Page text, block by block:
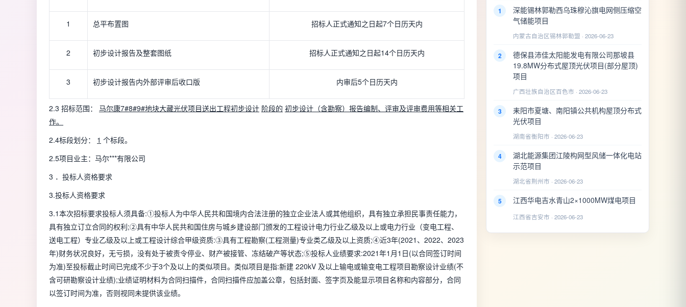
1 总平布置图 招标人正式通知之日起7个日历天内
2 初步设计报告及整套图纸 招标人正式通知之日起14个日历天内
3 初步设计报告内外部评审后收口版 内审后5个日历天内
2.3 招标范围： 马尔康7#8#9#地块大藏光伏项目送出工程初步设计 阶段的 初步设计（含勘察）报告编制、评审及评审费用等相关工
作。
2.4标段划分： 1 个标段。
2.5项目业主：马尔***有限公司
3 ．投标人资格要求
3.投标人资格要求
3.1本次招标要求投标人须具备:①投标人为中华人民共和国境内合法注册的独立企业法人或其他组织，具有独立承担民事责任能力，
具有独立订立合同的权利;②具有中华人民共和国住房与城乡建设部门颁发的工程设计电力行业乙级及以上或电力行业（变电工程、
送电工程）专业乙级及以上或工程设计综合甲级资质:③具有工程勘察(工程测量)专业类乙级及以上资质;④近3年(2021、2022、2023
年)财务状况良好，无亏损，没有处于被责令停业、财产被接管、冻结破产等状态;⑤投标人业绩要求:2021年1月1日(以合同签订时间
为准)至投标截止时间已完成不少于3个及以上的类似项目。类似项目是指:新建 220kV 及以上输电或输变电工程项目勘察设计业绩(不
含可研勘察设计业绩);业绩证明材料为合同扫描件，合同扫描件应加盖公章，包括封面、签字页及能显示项目名称和内容部分，合同
以签订时间为准，否则视同未提供该业绩。
1
深能锡林郭勒西乌珠穆沁旗电网侧压缩空
气储能项目
内蒙古自治区锡林郭勒盟 · 2026-06-23
2
德保县沛佳太阳能发电有限公司那坡县
19.8MW分布式屋顶光伏项目(部分屋顶)
项目
广西壮族自治区百色市 · 2026-06-23
3
耒阳市夏塘、南阳镇公共机构屋顶分布式
光伏项目
湖南省衡阳市 · 2026-06-23
4
湖北能源集团江陵构网型风储一体化电站
示范项目
湖北省荆州市 · 2026-06-23
5 江西华电吉水青山2×1000MW煤电项目
江西省吉安市 · 2026-06-23